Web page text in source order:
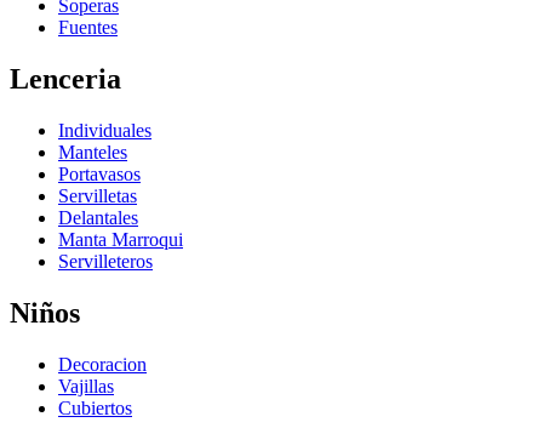
Soperas
Fuentes
Lenceria
Individuales
Manteles
Portavasos
Servilletas
Delantales
Manta Marroqui
Servilleteros
Niños
Decoracion
Vajillas
Cubiertos